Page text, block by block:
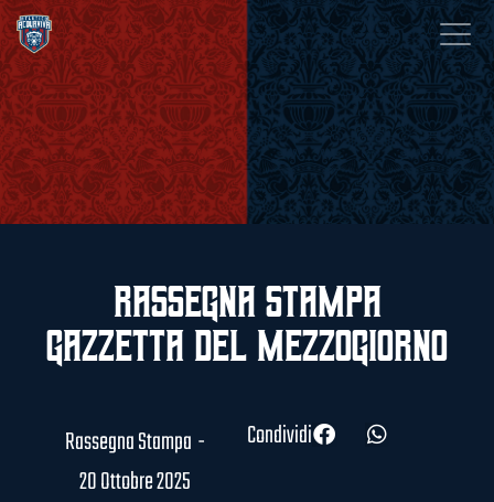
Rassegna Stampa
Gazzetta del Mezzogiorno
Rassegna Stampa -
20 Ottobre 2025
Condividi